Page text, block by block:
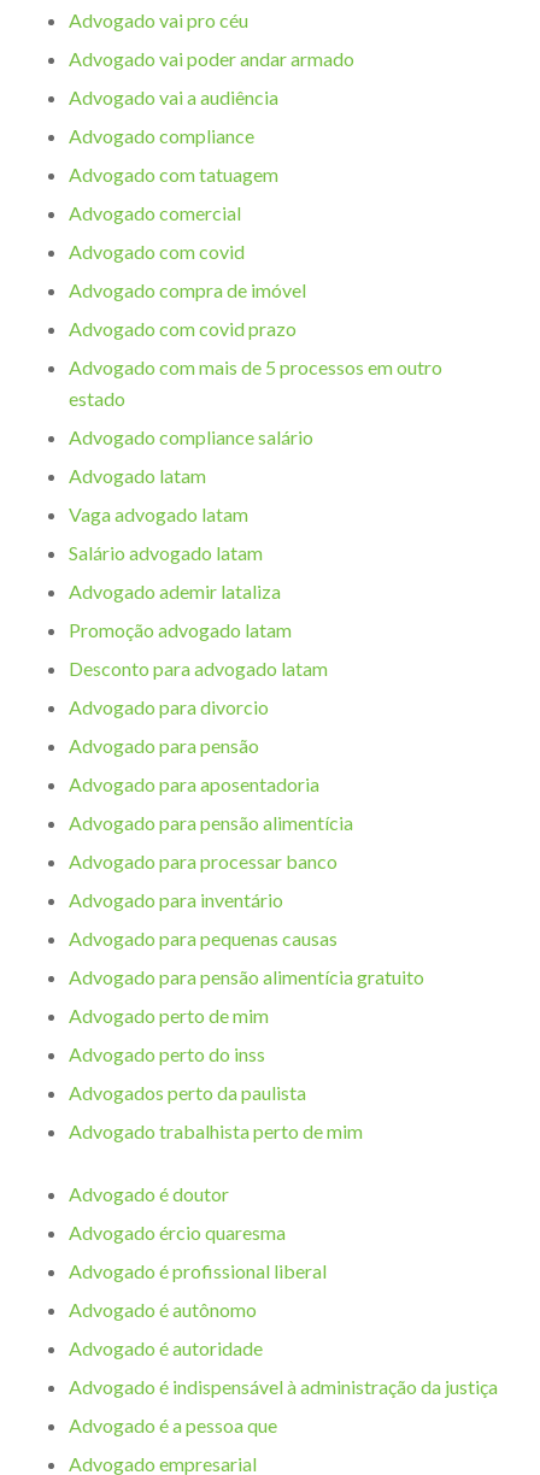
Advogado vai pro céu
Advogado vai poder andar armado
Advogado vai a audiência
Advogado compliance
Advogado com tatuagem
Advogado comercial
Advogado com covid
Advogado compra de imóvel
Advogado com covid prazo
Advogado com mais de 5 processos em outro
estado
Advogado compliance salário
Advogado latam
Vaga advogado latam
Salário advogado latam
Advogado ademir lataliza
Promoção advogado latam
Desconto para advogado latam
Advogado para divorcio
Advogado para pensão
Advogado para aposentadoria
Advogado para pensão alimentícia
Advogado para processar banco
Advogado para inventário
Advogado para pequenas causas
Advogado para pensão alimentícia gratuito
Advogado perto de mim
Advogado perto do inss
Advogados perto da paulista
Advogado trabalhista perto de mim
Advogado é doutor
Advogado ércio quaresma
Advogado é profissional liberal
Advogado é autônomo
Advogado é autoridade
Advogado é indispensável à administração da justiça
Advogado é a pessoa que
Advogado empresarial